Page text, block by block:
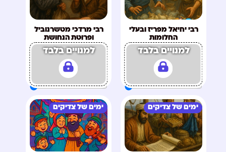
רבי יחיאל מפריז ובעלי
החלומות
למנויים בלבד
רבי מרדכי מטשרנוביל
ופרוטת הנחושת
למנויים בלבד
ימים של צדיקים ימים של צדיקים